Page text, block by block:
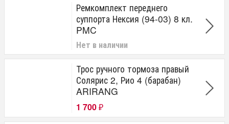
Ремкомплект переднего
суппорта Нексия (94-03) 8 кл.
PMC
Нет в наличии
Трос ручного тормоза правый
Солярис 2, Рио 4 (барабан)
ARIRANG
1 700 ₽